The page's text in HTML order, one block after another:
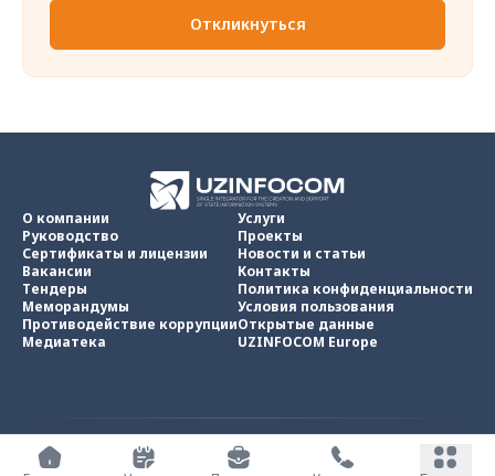
Откликнуться
О компании
Руководство
Сертификаты и лицензии
Вакансии
Тендеры
Меморандумы
Противодействие коррупции
Медиатека
Услуги
Проекты
Новости и статьи
Контакты
Политика конфиденциальности
Условия пользования
Открытые данные
UZINFOCOM Europe
UZINFOCOM © 2002 - 2026
Все права защищены